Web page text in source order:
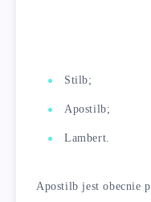
Stilb;
Apostilb;
Lambert.
Apostilb jest obecnie